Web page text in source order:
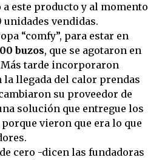
este producto y al momento
unidades vendidas.
“comfy”, para estar en
buzos, que se agotaron en
Más tarde incorporaron
la llegada del calor prendas
su proveedor de
solución que entregue los
vieron que era lo que
cero -dicen las fundadoras